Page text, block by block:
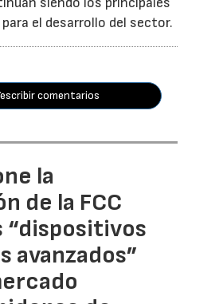
el desarrollo del sector.
comentarios
la
de la FCC
“dispositivos
avanzados”